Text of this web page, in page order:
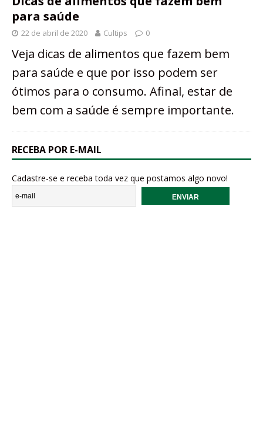
para saúde
22 de abril de 2020 Cultips 0
Veja dicas de alimentos que fazem bem
para saúde e que por isso podem ser
ótimos para o consumo. Afinal, estar de
bem com a saúde é sempre importante.
RECEBA POR E-MAIL
Cadastre-se e receba toda vez que postamos algo novo!